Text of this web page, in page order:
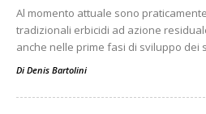
Al momento attuale sono
tradizionali erbicidi ad azione
anche nelle prime fasi di sviluppo dei
Di Denis Bartolini